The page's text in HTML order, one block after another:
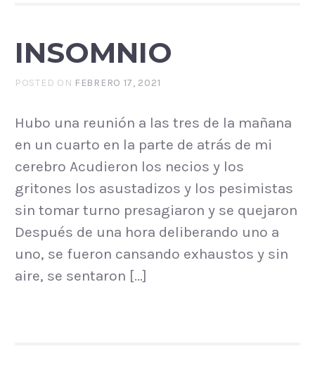
INSOMNIO
POSTED ON FEBRERO 17, 2021
Hubo una reunión a las tres de la mañana
en un cuarto en la parte de atrás de mi
cerebro Acudieron los necios y los
gritones los asustadizos y los pesimistas
sin tomar turno presagiaron y se quejaron
Después de una hora deliberando uno a
uno, se fueron cansando exhaustos y sin
aire, se sentaron […]